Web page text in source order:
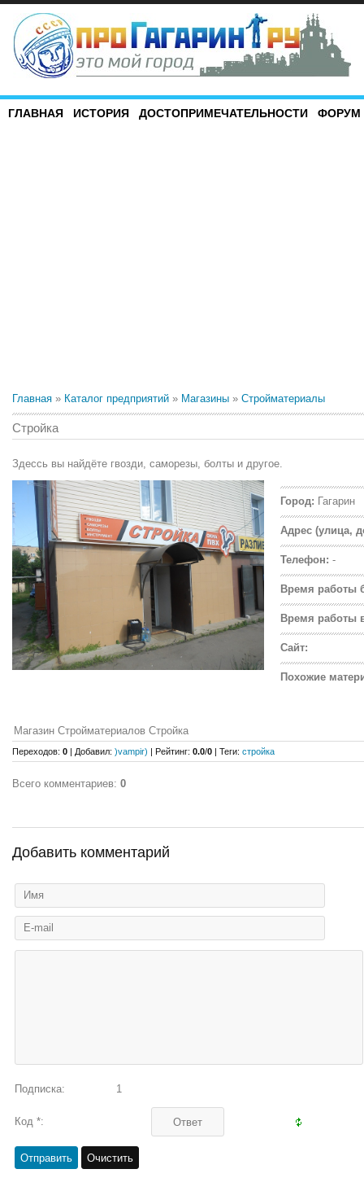
ГЛАВНАЯ ИСТОРИЯ ДОСТОПРИМЕЧАТЕЛЬНОСТИ ФОРУМ
Главная » Каталог предприятий » Магазины » Стройматериалы
Стройка
Здессь вы найдёте гвозди, саморезы, болты и другое.
Город: Гагарин
Адрес (улица,
Телефон: -
Время работы
Время работы
Сайт:
Похожие
Магазин Стройматериалов Стройка
Переходов: 0 | Добавил: )vampir) | Рейтинг: 0.0/0 | Теги: стройка
Всего комментариев: 0
Добавить комментарий
Подписка: 1
Код *: